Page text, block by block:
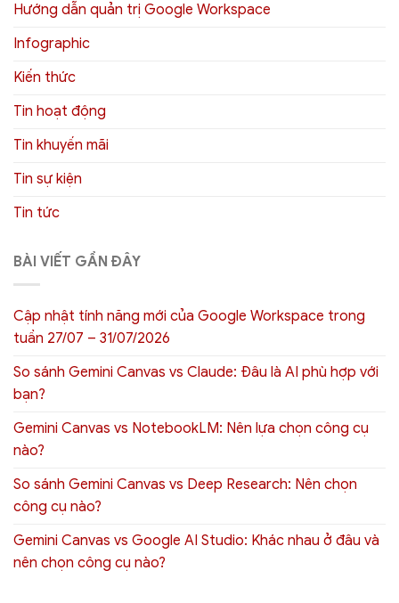
Hướng dẫn quản trị Google Workspace
Infographic
Kiến thức
Tin hoạt động
Tin khuyến mãi
Tin sự kiện
Tin tức
BÀI VIẾT GẦN ĐÂY
Cập nhật tính năng mới của Google Workspace trong
tuần 27/07 – 31/07/2026
So sánh Gemini Canvas vs Claude: Đâu là AI phù hợp với
bạn?
Gemini Canvas vs NotebookLM: Nên lựa chọn công cụ
nào?
So sánh Gemini Canvas vs Deep Research: Nên chọn
công cụ nào?
Gemini Canvas vs Google AI Studio: Khác nhau ở đâu và
nên chọn công cụ nào?